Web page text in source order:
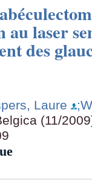
au laser
des
Laure
(11/